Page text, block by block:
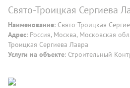
Свято-Троицкая Сергиева
Наименование: Свято-Троицкая
Адрес: Россия, Москва, Московская
Троицкая Сергиева Лавра
Услуги на объекте: Строительный